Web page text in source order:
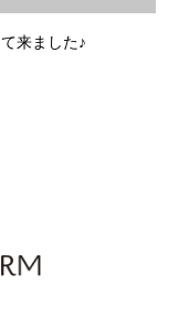
来ました♪